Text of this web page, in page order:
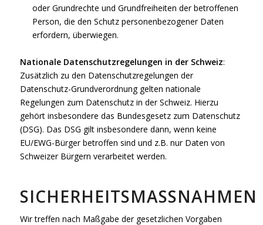
oder Grundrechte und Grundfreiheiten der betroffenen
Person, die den Schutz personenbezogener Daten
erfordern, überwiegen.
Nationale Datenschutzregelungen in der Schweiz:
Zusätzlich zu den Datenschutzregelungen der
Datenschutz-Grundverordnung gelten nationale
Regelungen zum Datenschutz in der Schweiz. Hierzu
gehört insbesondere das Bundesgesetz zum Datenschutz
(DSG). Das DSG gilt insbesondere dann, wenn keine
EU/EWG-Bürger betroffen sind und z.B. nur Daten von
Schweizer Bürgern verarbeitet werden.
SICHERHEITSMASSNAHMEN
Wir treffen nach Maßgabe der gesetzlichen Vorgaben